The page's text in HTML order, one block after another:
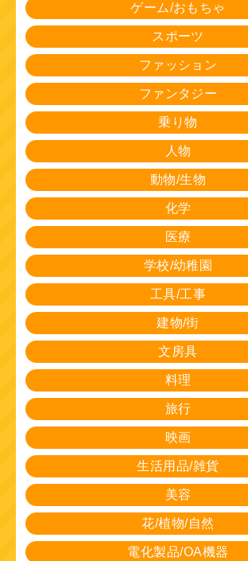
ゲーム/おもちゃ
スポーツ
ファッション
ファンタジー
乗り物
人物
動物/生物
化学
医療
学校/幼稚園
工具/工事
建物/街
文房具
料理
旅行
映画
生活用品/雑貨
美容
花/植物/自然
電化製品/OA機器